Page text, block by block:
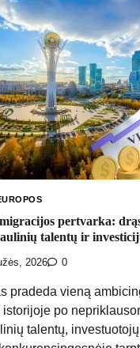
pertvarka:
talentų ir
2026 0
pradeda vieną
istorijoje po
talentų,